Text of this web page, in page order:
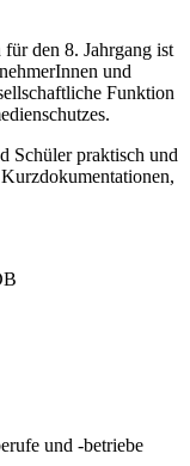
den 8. Jahrgang ist
und
Funktion
Schüler praktisch und
und -betriebe